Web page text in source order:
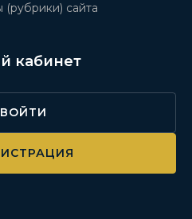
(рубрики) сайта
кабинет
ВОЙТИ